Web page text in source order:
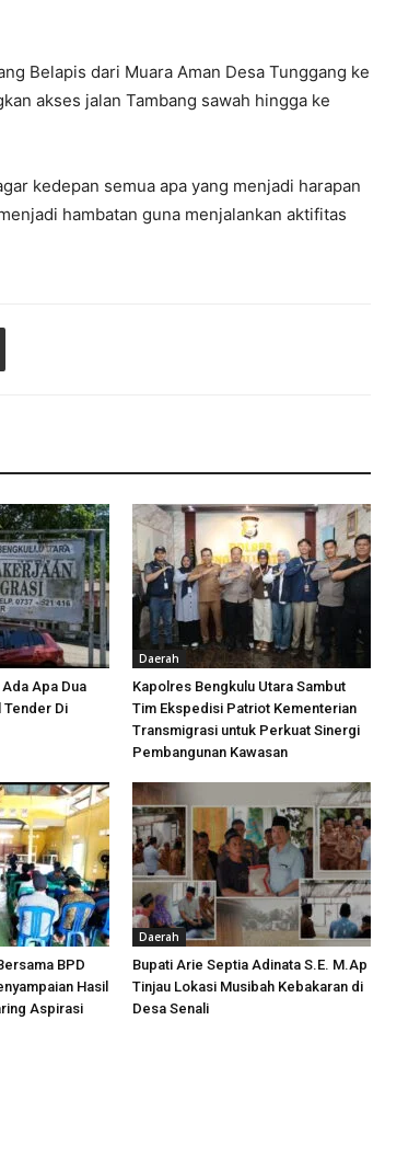
Belapis dari Muara Aman Desa Tunggang ke
akses jalan Tambang sawah hingga ke
kedepan semua apa yang menjadi harapan
hambatan guna menjalankan aktifitas
Apa Dua
Tender Di
Daerah
Kapolres Bengkulu Utara Sambut
Tim Ekspedisi Patriot Kementerian
Transmigrasi untuk Perkuat Sinergi
Pembangunan Kawasan
BPD
Hasil
Aspirasi
Daerah
Bupati Arie Septia Adinata S.E. M.Ap
Tinjau Lokasi Musibah Kebakaran di
Desa Senali